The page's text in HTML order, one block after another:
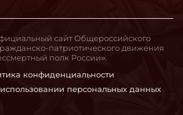
конфиденциальности
персональных данных
сайт Общероссийского
патриотического движения
полк России».